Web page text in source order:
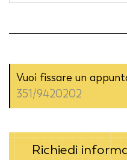
Vuoi fissare un
351/9420202
Richiedi